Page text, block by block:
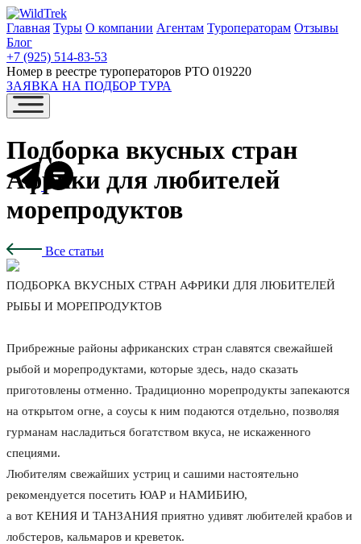
Главная Туры О компании Агентам Туроператорам Отзывы
Блог
+7 (925) 514-83-53
Номер в реестре туроператоров РТО 019220
ЗАЯВКА НА ПОДБОР ТУРА
Подборка вкусных стран
Африки для любителей
морепродуктов
Все статьи
ПОДБОРКА ВКУСНЫХ СТРАН АФРИКИ ДЛЯ ЛЮБИТЕЛЕЙ
РЫБЫ И МОРЕПРОДУКТОВ
Прибрежные районы африканских стран славятся свежайшей
рыбой и морепродуктами, которые здесь, надо сказать
приготовлены отменно. Традиционно морепродукты запекаются
на открытом огне, а соусы к ним подаются отдельно, позволяя
гурманам насладиться богатством вкуса, не искаженного
специями.
Любителям свежайших устриц и сашими настоятельно
рекомендуется посетить ЮАР и НАМИБИЮ,
а вот КЕНИЯ И ТАНЗАНИЯ приятно удивят любителей крабов и
лобстеров, кальмаров и креветок.